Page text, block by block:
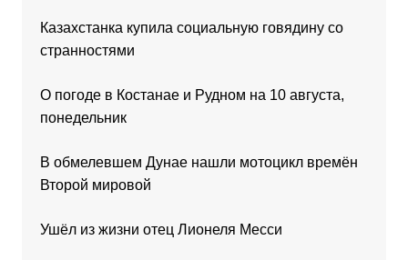
Казахстанка купила социальную говядину со
странностями
О погоде в Костанае и Рудном на 10 августа,
понедельник
В обмелевшем Дунае нашли мотоцикл времён
Второй мировой
Ушёл из жизни отец Лионеля Месси